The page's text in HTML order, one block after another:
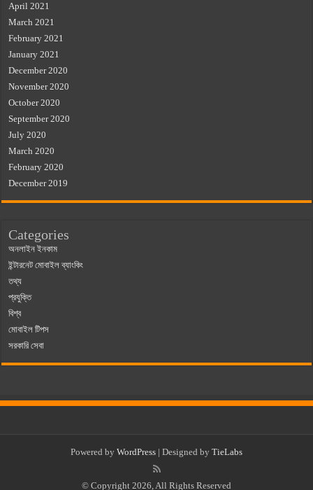
April 2021
March 2021
February 2021
January 2021
December 2020
November 2020
October 2020
September 2020
July 2020
March 2020
February 2020
December 2019
Categories
অনলাইন ইনকাম
ইন্টারনেট মোবাইল ব্যাংকিং
তথ্য
প্রযুক্তি
বিশ্ব
মোবাইল টিপস
সরকারি সেবা
Powered by WordPress | Designed by TieLabs
© Copyright 2026, All Rights Reserved